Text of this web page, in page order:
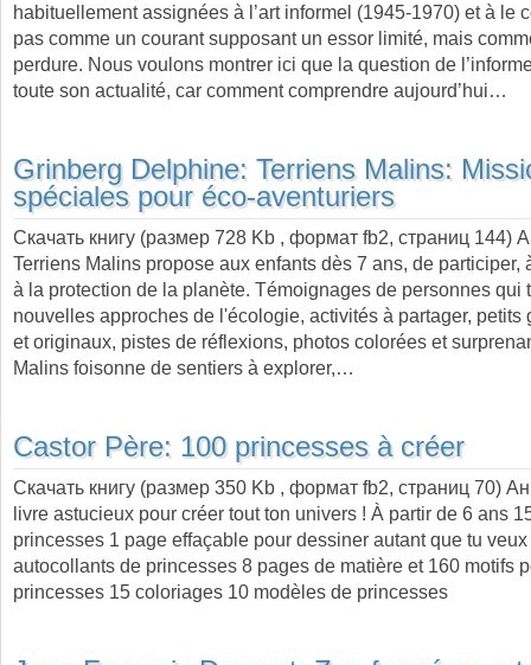
habituellement assignées à l’art informel (1945-1970) et à le
pas comme un courant supposant un essor limité, mais
perdure. Nous voulons montrer ici que la question de
toute son actualité, car comment comprendre aujourd’hui…
Grinberg Delphine: Terriens Malins:
spéciales pour éco-aventuriers
Скачать книгу (размер 728 Kb , формат fb2, страниц 144)
Terriens Malins propose aux enfants dès 7 ans, de participer,
à la protection de la planète. Témoignages de personnes qui
nouvelles approches de l'écologie, activités à partager, petits
et originaux, pistes de réflexions, photos colorées et
Malins foisonne de sentiers à explorer,…
Castor Père: 100 princesses à créer
Скачать книгу (размер 350 Kb , формат fb2, страниц 70)
livre astucieux pour créer tout ton univers ! À partir de 6 ans
princesses 1 page effaçable pour dessiner autant que tu
autocollants de princesses 8 pages de matière et 160 motifs
princesses 15 coloriages 10 modèles de princesses